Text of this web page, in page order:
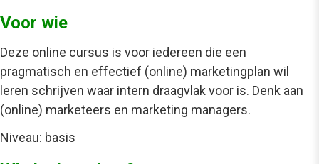
Voor wie
Deze online cursus is voor iedereen die een
pragmatisch en effectief (online) marketingplan wil
leren schrijven waar intern draagvlak voor is. Denk aan
(online) marketeers en marketing managers.
Niveau: basis